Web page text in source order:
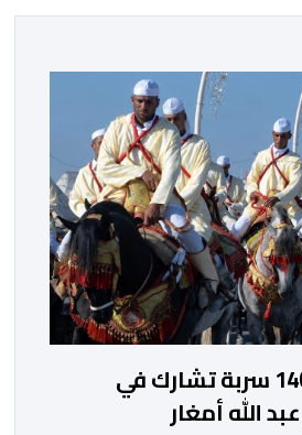
2140 فارسا و 140 سربة تشارك في
الله أمغار